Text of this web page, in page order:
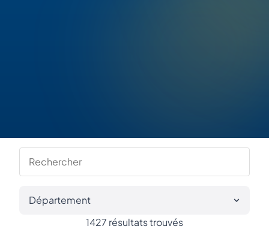
Département
1427 résultats trouvés